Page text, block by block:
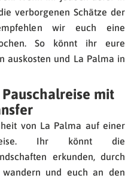
verborgenen Schätze der
wir euch eine
So könnt ihr eure
auskosten und La Palma in
mit
von La Palma auf einer
Ihr könnt die
erkunden, durch
und euch an den